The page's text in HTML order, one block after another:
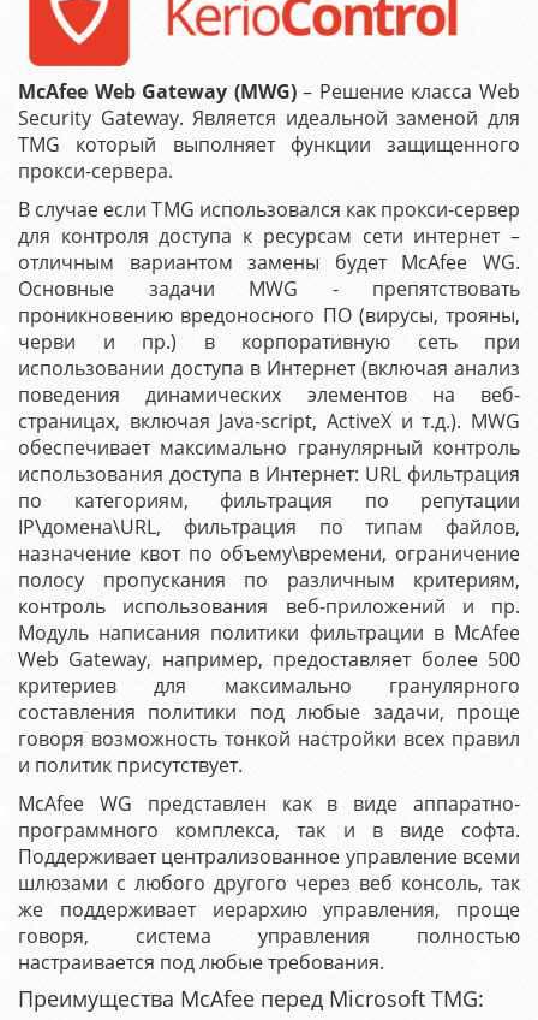
McAfee Web Gateway (MWG)– Решение класса Web
Security Gateway. Является идеальной заменой для
TMG который выполняет функции защищенного
прокси-сервера.
В случае если TMG использовался как прокси-сервер
для контроля доступа к ресурсам сети интернет –
отличным вариантом замены будет McAfee WG.
Основные задачи MWG - препятствовать
проникновению вредоносного ПО (вирусы, трояны,
черви и пр.) в корпоративную сеть при
использовании доступа в Интернет (включая анализ
поведения динамических элементов на веб-
страницах, включая Java-script, ActiveX и т.д.). MWG
обеспечивает максимально гранулярный контроль
использования доступа в Интернет: URL фильтрация
по категориям, фильтрация по репутации
IP\домена\URL, фильтрация по типам файлов,
назначение квот по объему\времени, ограничение
полосу пропускания по различным критериям,
контроль использования веб-приложений и пр.
Модуль написания политики фильтрации в McAfee
Web Gateway, например, предоставляет более 500
критериев для максимально гранулярного
составления политики под любые задачи, проще
говоря возможность тонкой настройки всех правил
и политик присутствует.
McAfee WG представлен как в виде аппаратно-
программного комплекса, так и в виде софта.
Поддерживает централизованное управление всеми
шлюзами с любого другого через веб консоль, так
же поддерживает иерархию управления, проще
говоря, система управления полностью
настраивается под любые требования.
Преимущества McAfee перед Microsoft TMG: